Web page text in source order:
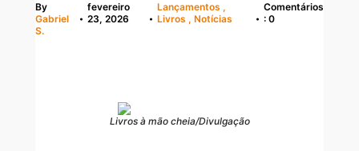
By
Gabriel
S.
•
fevereiro
23, 2026
•
Lançamentos
Livros
Notícias •
Comentários
: 0
Livros à mão cheia/Divulgação